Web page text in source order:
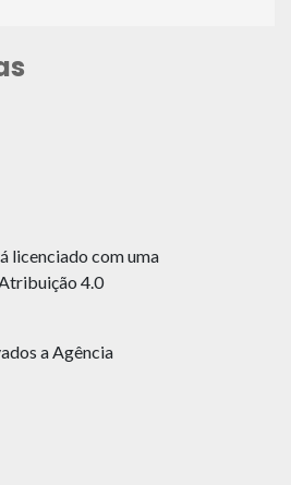
licenciado com uma
4.0
a Agência